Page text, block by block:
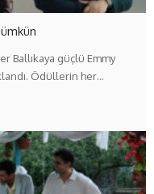
Ballıkaya güçlü Emmy
Ödüllerin her…